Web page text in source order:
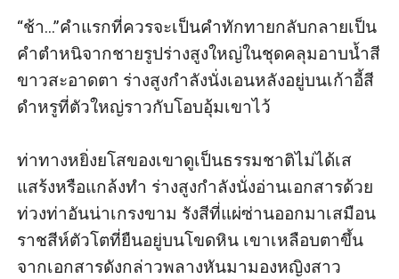
“ช้า...”คำแรกที่ควรจะเป็นคำทักทายกลับกลายเป็น
คำตำหนิจากชายรูปร่างสูงใหญ่ในชุดคลุมอาบน้ำสี
ขาวสะอาดตา ร่างสูงกำลังนั่งเอนหลังอยู่บนเก้าอี้สี
ดำหรูที่ตัวใหญ่ราวกับโอบอุ้มเขาไว้
ท่าทางหยิ่งยโสของเขาดูเป็นธรรมชาติไม่ได้เส
แสร้งหรือแกล้งทำ ร่างสูงกำลังนั่งอ่านเอกสารด้วย
ท่วงท่าอันน่าเกรงขาม รังสีที่แผ่ซ่านออกมาเสมือน
ราชสีห์ตัวโตที่ยืนอยู่บนโขดหิน เขาเหลือบตาขึ้น
จากเอกสารดังกล่าวพลางหันมามองหญิงสาว